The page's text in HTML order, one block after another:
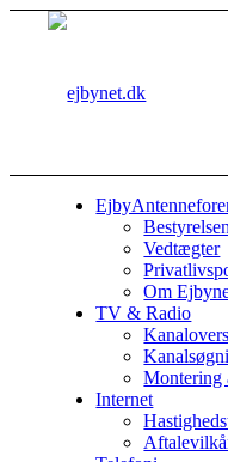
Bestyrelsen
Vedtægter
Om
TV & Radio
Montering
Internet